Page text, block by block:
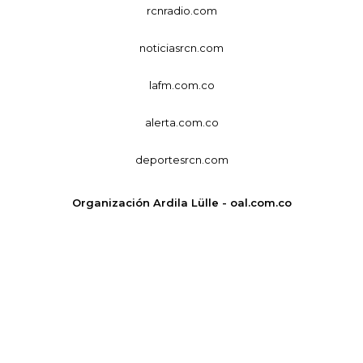
rcnradio.com
noticiasrcn.com
lafm.com.co
alerta.com.co
deportesrcn.com
Organización Ardila Lülle - oal.com.co